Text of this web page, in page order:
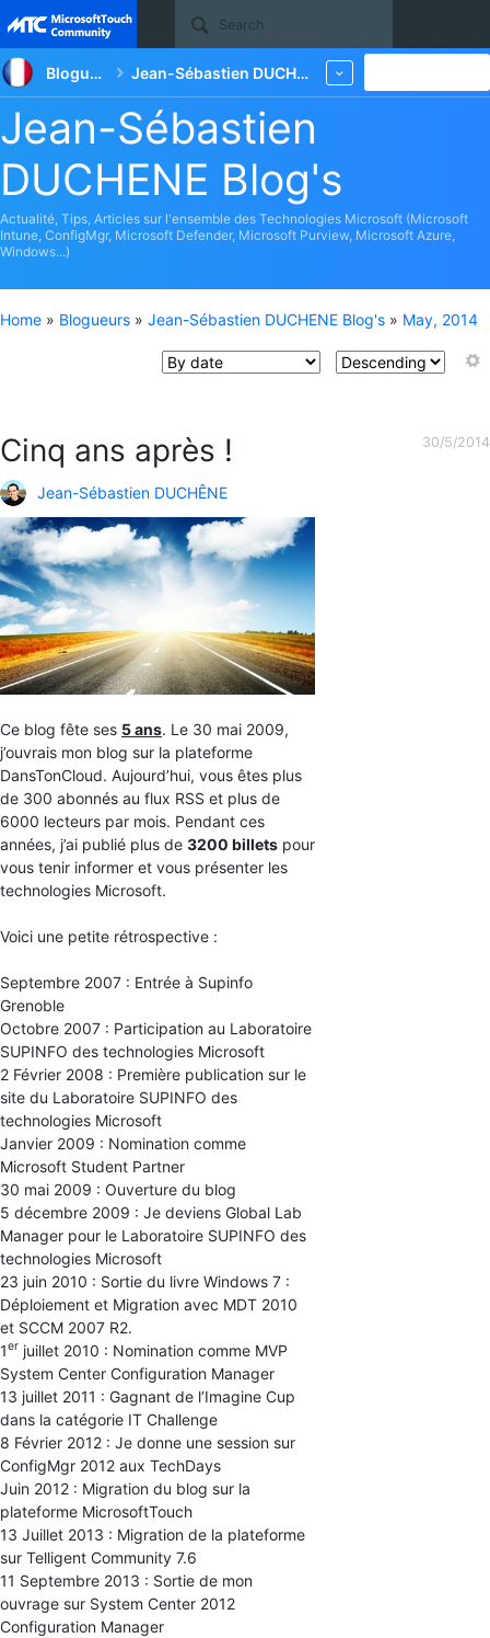
Site
Blogueurs Jean-Sébastien DUCHENE Blog's
Jean-Sébastien
DUCHENE Blog's
Actualité, Tips, Articles sur l'ensemble des Technologies Microsoft (Microsoft
Intune, ConfigMgr, Microsoft Defender, Microsoft Purview, Microsoft Azure,
Windows...)
Home » Blogueurs » Jean-Sébastien DUCHENE Blog's » May, 2014
Cinq ans après !
Jean-Sébastien DUCHÊNE
Ce blog fête ses 5 ans. Le 30 mai 2009,
j’ouvrais mon blog sur la plateforme
DansTonCloud. Aujourd’hui, vous êtes plus
de 300 abonnés au flux RSS et plus de
6000 lecteurs par mois. Pendant ces
années, j’ai publié plus de 3200 billets pour
vous tenir informer et vous présenter les
technologies Microsoft.
Voici une petite rétrospective :
Septembre 2007 : Entrée à Supinfo
Grenoble
Octobre 2007 : Participation au Laboratoire
SUPINFO des technologies Microsoft
2 Février 2008 : Première publication sur le
site du Laboratoire SUPINFO des
technologies Microsoft
Janvier 2009 : Nomination comme
Microsoft Student Partner
30 mai 2009 : Ouverture du blog
5 décembre 2009 : Je deviens Global Lab
Manager pour le Laboratoire SUPINFO des
technologies Microsoft
23 juin 2010 : Sortie du livre Windows 7 :
Déploiement et Migration avec MDT 2010
et SCCM 2007 R2.
1er juillet 2010 : Nomination comme MVP
System Center Configuration Manager
13 juillet 2011 : Gagnant de l’Imagine Cup
dans la catégorie IT Challenge
8 Février 2012 : Je donne une session sur
ConfigMgr 2012 aux TechDays
Juin 2012 : Migration du blog sur la
plateforme MicrosoftTouch
13 Juillet 2013 : Migration de la plateforme
sur Telligent Community 7.6
11 Septembre 2013 : Sortie de mon
ouvrage sur System Center 2012
Configuration Manager
30/5/2014